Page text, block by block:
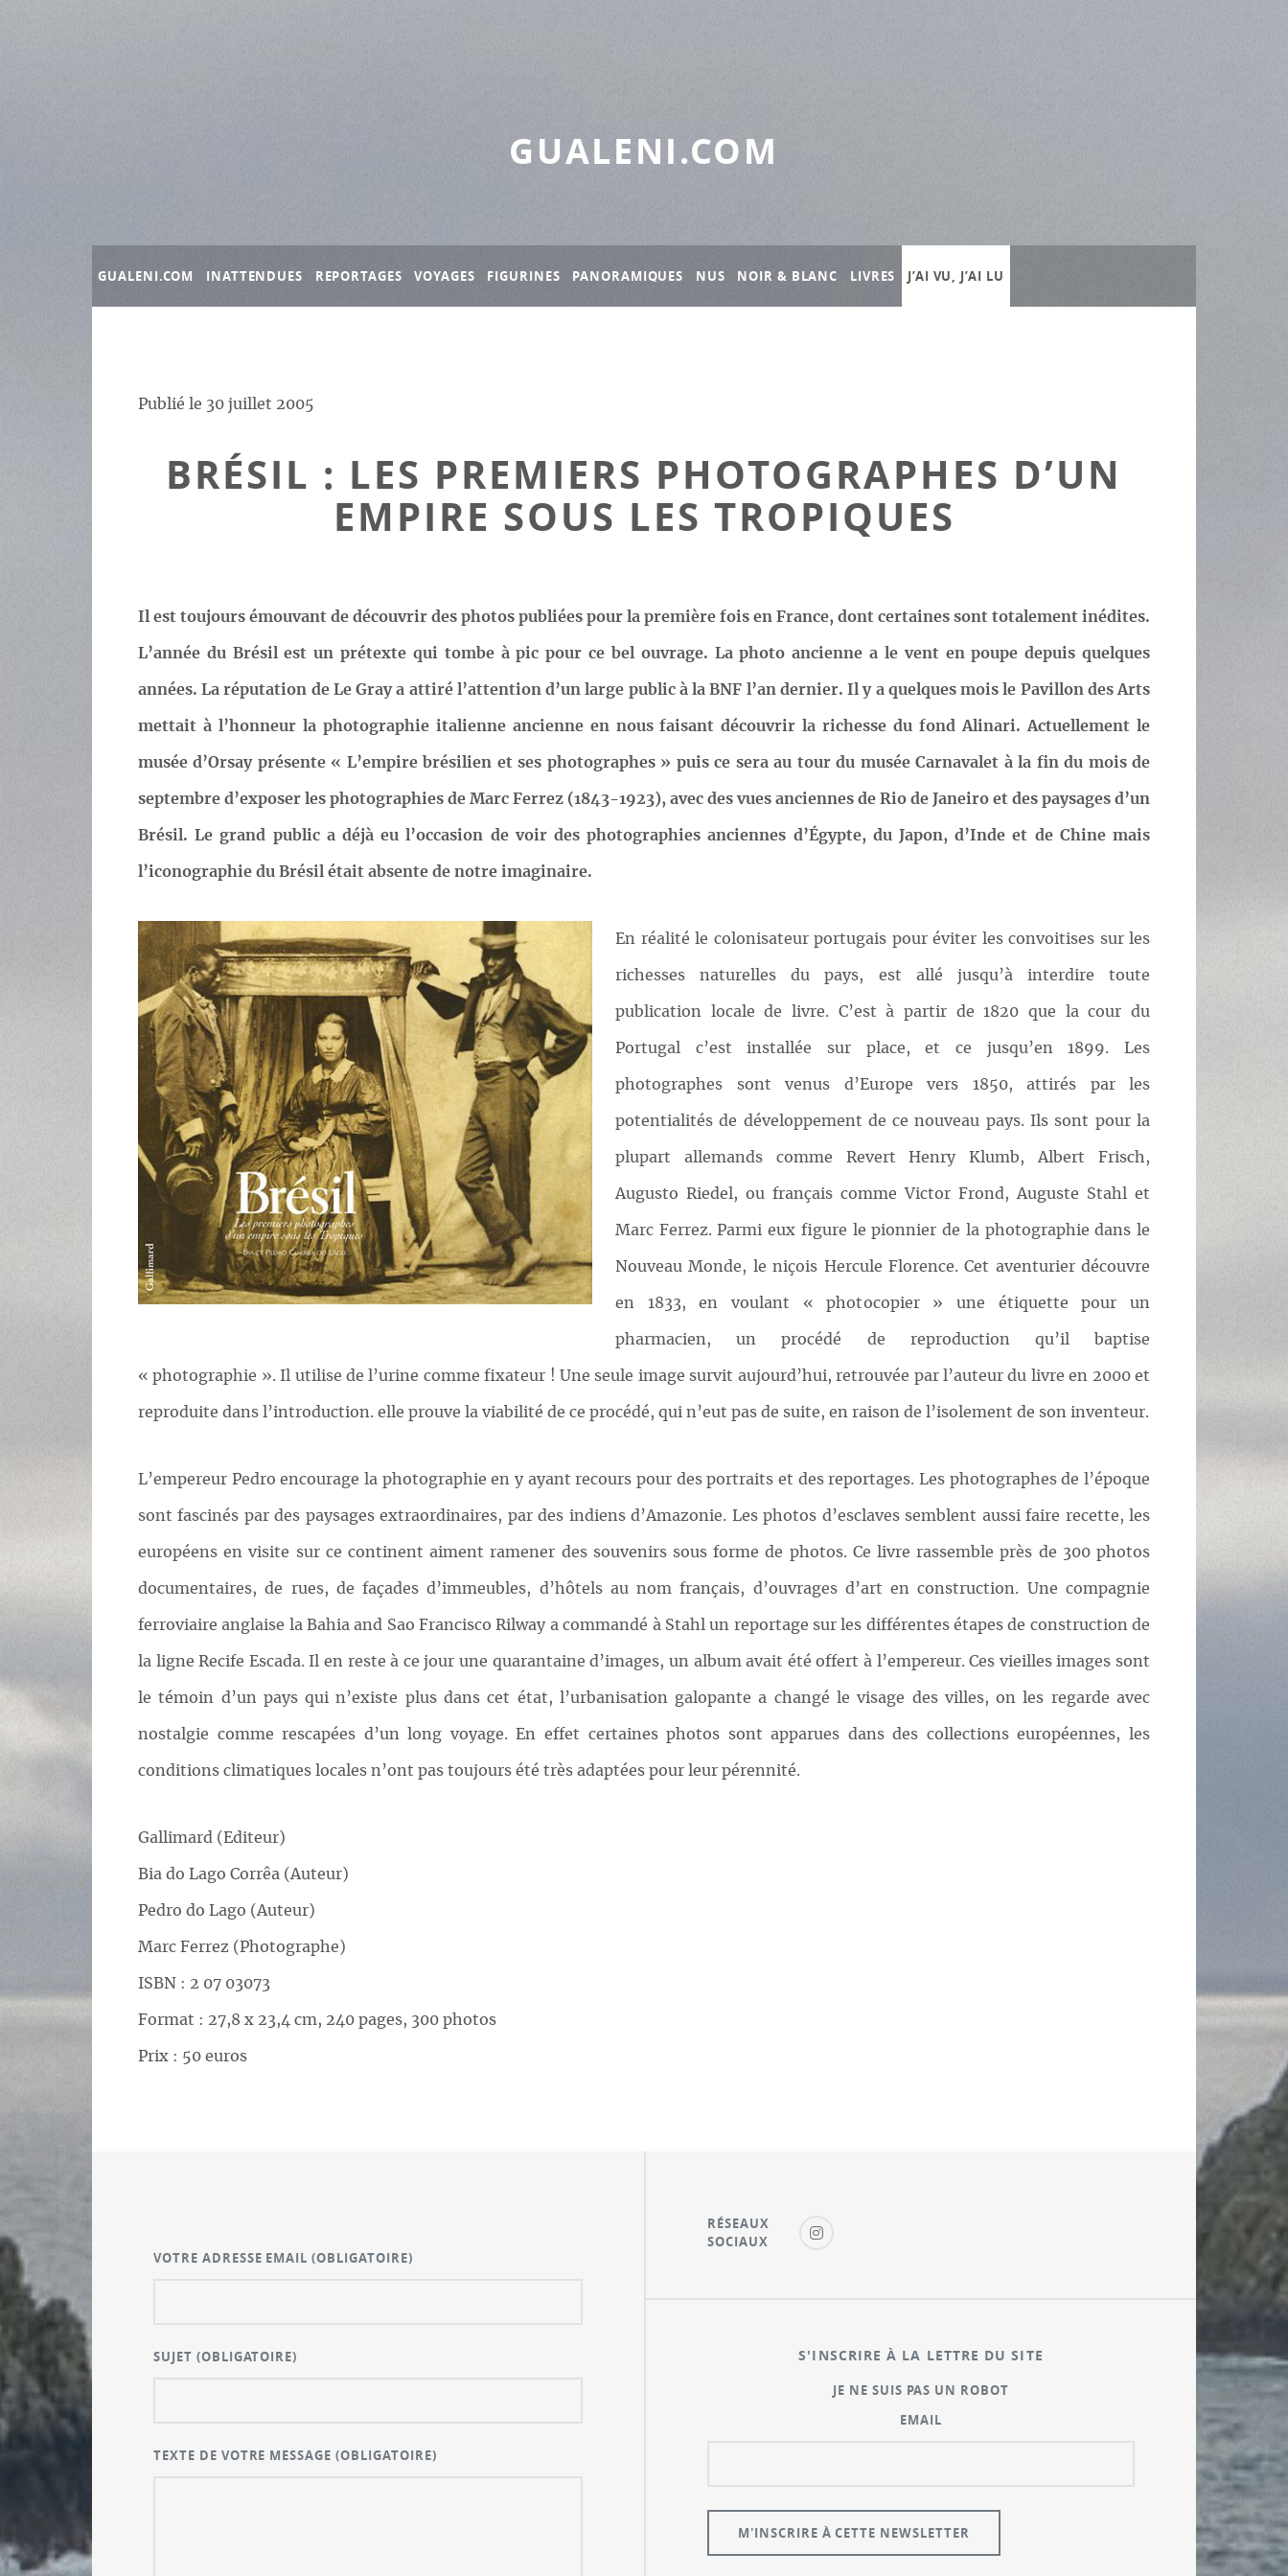
GUALENI.COM
GUALENI.COM INATTENDUES REPORTAGES VOYAGES FIGURINES PANORAMIQUES NUS NOIR & BLANC LIVRES J’AI VU, J’AI LU
Publié le 30 juillet 2005
BRÉSIL : LES PREMIERS PHOTOGRAPHES D’UN
EMPIRE SOUS LES TROPIQUES
Il est toujours émouvant de découvrir des photos publiées pour la première fois en France, dont certaines sont totalement inédites.
L’année du Brésil est un prétexte qui tombe à pic pour ce bel ouvrage. La photo ancienne a le vent en poupe depuis quelques
années. La réputation de Le Gray a attiré l’attention d’un large public à la BNF l’an dernier. Il y a quelques mois le Pavillon des Arts
mettait à l’honneur la photographie italienne ancienne en nous faisant découvrir la richesse du fond Alinari. Actuellement le
musée d’Orsay présente « L’empire brésilien et ses photographes » puis ce sera au tour du musée Carnavalet à la fin du mois de
septembre d’exposer les photographies de Marc Ferrez (1843-1923), avec des vues anciennes de Rio de Janeiro et des paysages d’un
Brésil. Le grand public a déjà eu l’occasion de voir des photographies anciennes d’Égypte, du Japon, d’Inde et de Chine mais
l’iconographie du Brésil était absente de notre imaginaire.
En réalité le colonisateur portugais pour éviter les convoitises sur les
richesses naturelles du pays, est allé jusqu’à interdire toute
publication locale de livre. C’est à partir de 1820 que la cour du
Portugal c’est installée sur place, et ce jusqu’en 1899. Les
photographes sont venus d’Europe vers 1850, attirés par les
potentialités de développement de ce nouveau pays. Ils sont pour la
plupart allemands comme Revert Henry Klumb, Albert Frisch,
Augusto Riedel, ou français comme Victor Frond, Auguste Stahl et
Marc Ferrez. Parmi eux figure le pionnier de la photographie dans le
Nouveau Monde, le niçois Hercule Florence. Cet aventurier découvre
en 1833, en voulant « photocopier » une étiquette pour un
pharmacien, un procédé de reproduction qu’il baptise
« photographie ». Il utilise de l’urine comme fixateur ! Une seule image survit aujourd’hui, retrouvée par l’auteur du livre en 2000 et
reproduite dans l’introduction. elle prouve la viabilité de ce procédé, qui n’eut pas de suite, en raison de l’isolement de son inventeur.
L’empereur Pedro encourage la photographie en y ayant recours pour des portraits et des reportages. Les photographes de l’époque
sont fascinés par des paysages extraordinaires, par des indiens d’Amazonie. Les photos d’esclaves semblent aussi faire recette, les
européens en visite sur ce continent aiment ramener des souvenirs sous forme de photos. Ce livre rassemble près de 300 photos
documentaires, de rues, de façades d’immeubles, d’hôtels au nom français, d’ouvrages d’art en construction. Une compagnie
ferroviaire anglaise la Bahia and Sao Francisco Rilway a commandé à Stahl un reportage sur les différentes étapes de construction de
la ligne Recife Escada. Il en reste à ce jour une quarantaine d’images, un album avait été offert à l’empereur. Ces vieilles images sont
le témoin d’un pays qui n’existe plus dans cet état, l’urbanisation galopante a changé le visage des villes, on les regarde avec
nostalgie comme rescapées d’un long voyage. En effet certaines photos sont apparues dans des collections européennes, les
conditions climatiques locales n’ont pas toujours été très adaptées pour leur pérennité.
Gallimard (Editeur)
Bia do Lago Corrêa (Auteur)
Pedro do Lago (Auteur)
Marc Ferrez (Photographe)
ISBN : 2 07 03073
Format : 27,8 x 23,4 cm, 240 pages, 300 photos
Prix : 50 euros
VOTRE ADRESSE EMAIL(OBLIGATOIRE)
SUJET (OBLIGATOIRE)
TEXTE DE VOTRE MESSAGE(OBLIGATOIRE)
RÉSEAUX
SOCIAUX
S'INSCRIRE À LA LETTRE DU SITE
JE NE SUIS PAS UN ROBOT
EMAIL